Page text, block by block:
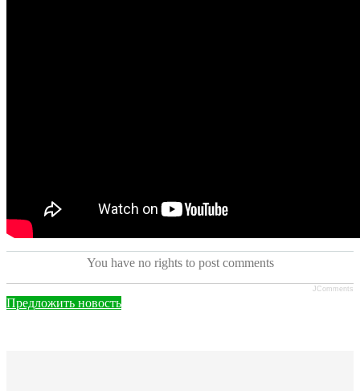
You have no rights to post comments
JComments
Предложить новость